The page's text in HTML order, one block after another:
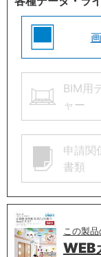
BIM用
ャー
申請関
書類
この製
WEB